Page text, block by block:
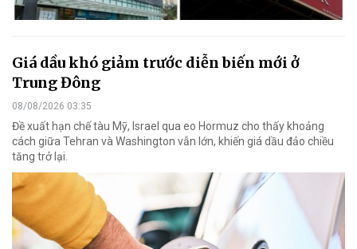
Giá dầu khó giảm trước diễn biến mới ở
Trung Đông
08/08/2026 03:35
Đề xuất hạn chế tàu Mỹ, Israel qua eo Hormuz cho thấy khoảng
cách giữa Tehran và Washington vẫn lớn, khiến giá dầu đảo chiều
tăng trở lại.